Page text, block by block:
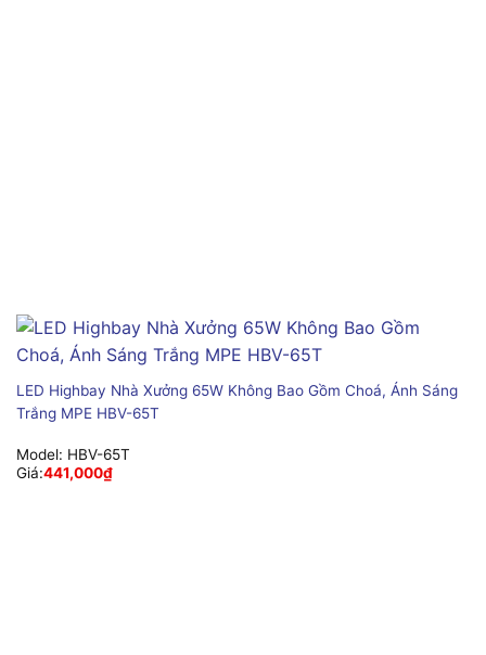
LED Highbay Nhà Xưởng 65W Không Bao Gồm Choá, Ánh Sáng
Trắng MPE HBV-65T
Model: HBV-65T
Giá:441,000₫